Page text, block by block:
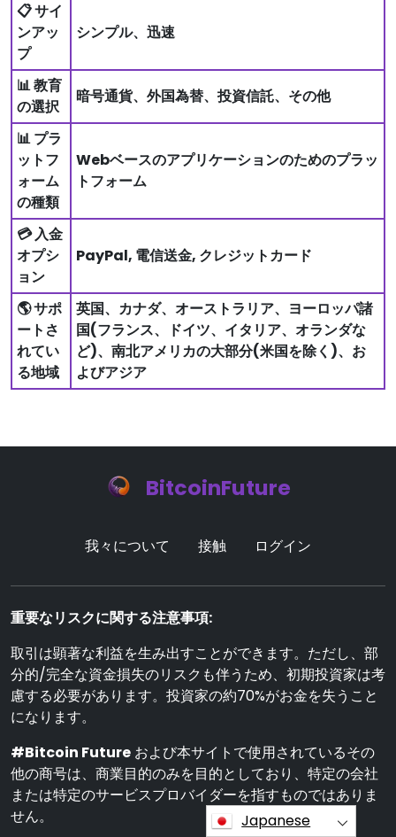
📋 サイ
ンアッ
プ
シンプル、迅速
📊 教育
の選択
暗号通貨、外国為替、投資信託、その他
📊 プラ
ットフ
ォーム
の種類
Webベースのアプリケーションのためのプラッ
トフォーム
💳 入金
オプシ
ョン
PayPal, 電信送金, クレジットカード
🌎 サポ
ートさ
れてい
る地域
英国、カナダ、オーストラリア、ヨーロッパ諸
国(フランス、ドイツ、イタリア、オランダな
ど)、南北アメリカの大部分(米国を除く)、お
よびアジア
BitcoinFuture
我々について 接触 ログイン
重要なリスクに関する注意事項:
取引は顕著な利益を生み出すことができます。ただし、部
分的/完全な資金損失のリスクも伴うため、初期投資家は考
慮する必要があります。投資家の約70%がお金を失うこと
になります。
#Bitcoin Future および本サイトで使用されているその
他の商号は、商業目的のみを目的としており、特定の会社
または特定のサービスプロバイダーを指すものではありま
せん。
Japanese